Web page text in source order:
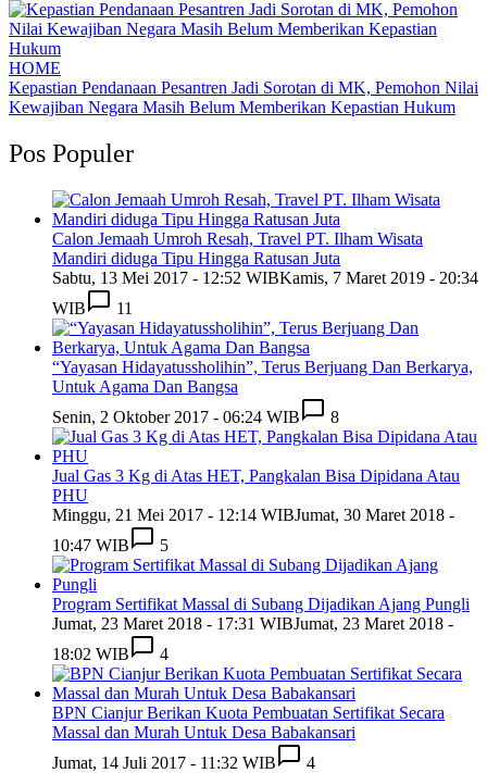
HOME
Kepastian Pendanaan Pesantren Jadi Sorotan di MK, Pemohon Nilai
Kewajiban Negara Masih Belum Memberikan Kepastian Hukum
Pos Populer
Calon Jemaah Umroh Resah, Travel PT. Ilham Wisata
Mandiri diduga Tipu Hingga Ratusan Juta
Sabtu, 13 Mei 2017 - 12:52 WIBKamis, 7 Maret 2019 - 20:34
WIB
11
“Yayasan Hidayatussholihin”, Terus Berjuang Dan Berkarya,
Untuk Agama Dan Bangsa
Senin, 2 Oktober 2017 - 06:24 WIB
8
Jual Gas 3 Kg di Atas HET, Pangkalan Bisa Dipidana Atau
PHU
Minggu, 21 Mei 2017 - 12:14 WIBJumat, 30 Maret 2018 -
10:47 WIB
5
Program Sertifikat Massal di Subang Dijadikan Ajang Pungli
Jumat, 23 Maret 2018 - 17:31 WIBJumat, 23 Maret 2018 -
18:02 WIB
4
BPN Cianjur Berikan Kuota Pembuatan Sertifikat Secara
Massal dan Murah Untuk Desa Babakansari
Jumat, 14 Juli 2017 - 11:32 WIB
4